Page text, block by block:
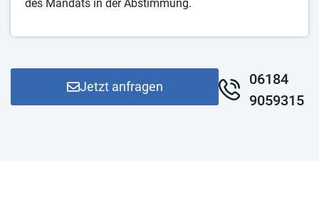
des Mandats in der Abstimmung.
Jetzt anfragen
06184
9059315